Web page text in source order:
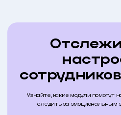
Узнайте, какие модули помогут
следить за эмоциональным